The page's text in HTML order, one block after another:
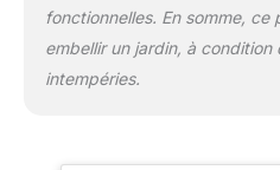
un
fonctionnelles. En somme,
embellir un jardin, à
intempéries.